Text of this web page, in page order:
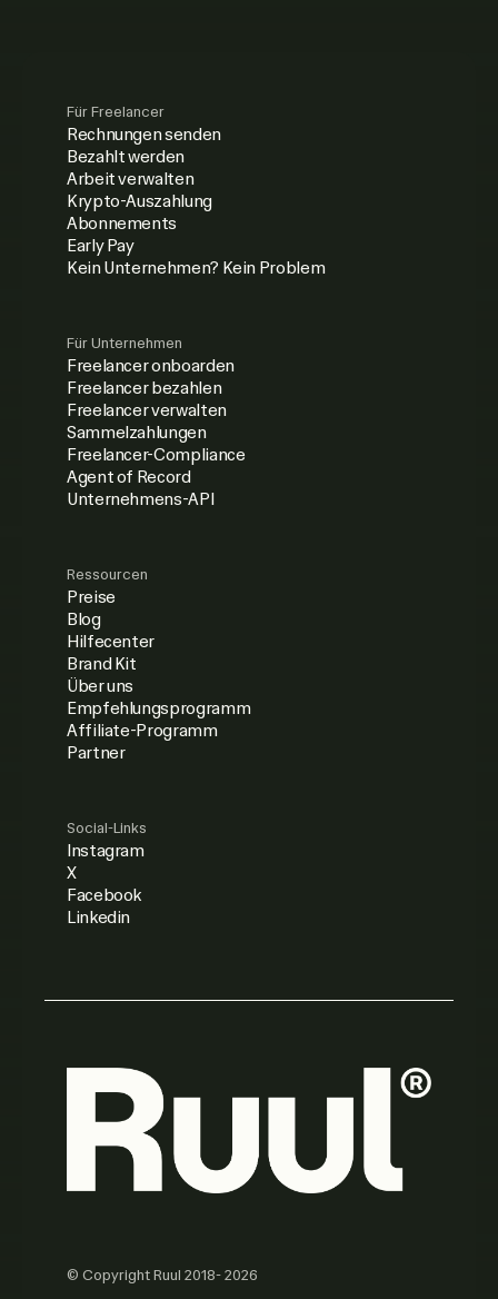
Für Freelancer
Rechnungen senden
Bezahlt werden
Arbeit verwalten
Krypto-Auszahlung
Abonnements
Early Pay
Kein Unternehmen? Kein Problem
Für Unternehmen
Freelancer onboarden
Freelancer bezahlen
Freelancer verwalten
Sammelzahlungen
Freelancer-Compliance
Agent of Record
Unternehmens-API
Ressourcen
Preise
Blog
Hilfecenter
Brand Kit
Über uns
Empfehlungsprogramm
Affiliate-Programm
Partner
© Copyright Ruul 2018- 2026
Social-Links
Instagram
X
Facebook
Linkedin